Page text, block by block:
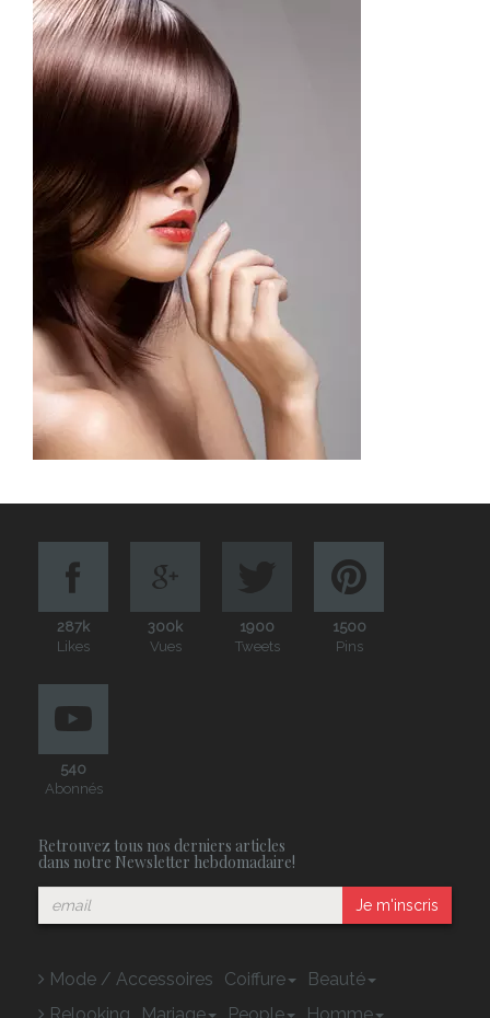
287k
Likes
300k
Vues
1900
Tweets
1500
Pins
540
Abonnés
Retrouvez tous nos derniers articles
dans notre Newsletter hebdomadaire!
Je m'inscris
Mode / Accessoires Coiffure
Beauté